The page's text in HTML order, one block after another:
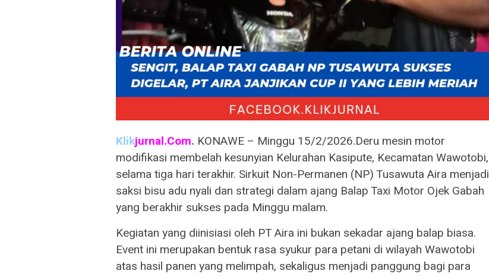
Klikjurnal.Com. KONAWE – Minggu 15/2/2026.Deru mesin motor
modifikasi membelah kesunyian Kelurahan Kasipute, Kecamatan Wawotobi,
selama tiga hari terakhir. Sirkuit Non-Permanen (NP) Tusawuta Aira menjadi
saksi bisu adu nyali dan strategi dalam ajang Balap Taxi Motor Ojek Gabah
yang berakhir sukses pada Minggu malam.
​Kegiatan yang diinisiasi oleh PT Aira ini bukan sekadar ajang balap biasa.
Event ini merupakan bentuk rasa syukur para petani di wilayah Wawotobi
atas hasil panen yang melimpah, sekaligus menjadi panggung bagi para